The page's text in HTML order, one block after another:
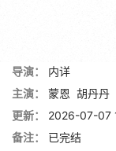
导演：
内详
主演：
蒙恩 胡丹丹
更新：
2026-07-07
备注：
已完结